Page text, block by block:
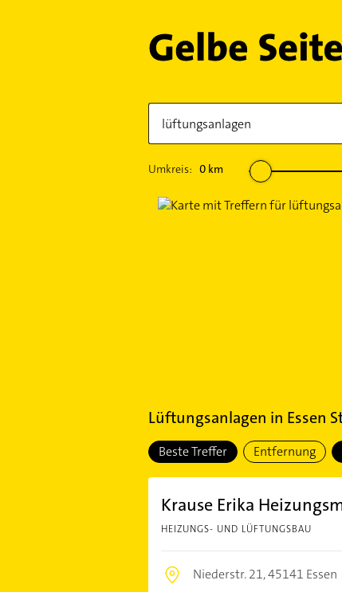
Umkreis: 0km
Lüftungsanlagen in Essen
Beste Treffer Entfernung
Krause Erika
HEIZUNGS- UND LÜFTUNGSBAU
Niederstr. 21,45141 Essen